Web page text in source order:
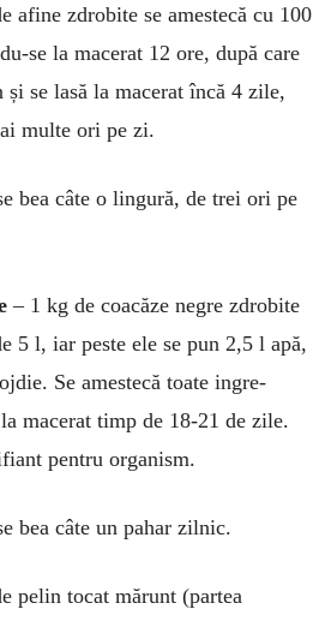
afine zdrobite se amestecă cu 100
se la ma­cerat 12 ore, după care
se lasă la macerat încă 4 zile,
multe ori pe zi.
bea câte o lin­gu­ră, de trei ori pe
– 1 kg de coa­că­ze negre zdro­bite
5 l, iar peste ele se pun 2,5 l apă,
Se a­mes­tecă toa­te in­gre­
ma­cerat timp de 18-21 de zile.
pen­tru orga­nism.
bea câte un pahar zilnic.
pe­lin tocat mărunt (par­tea